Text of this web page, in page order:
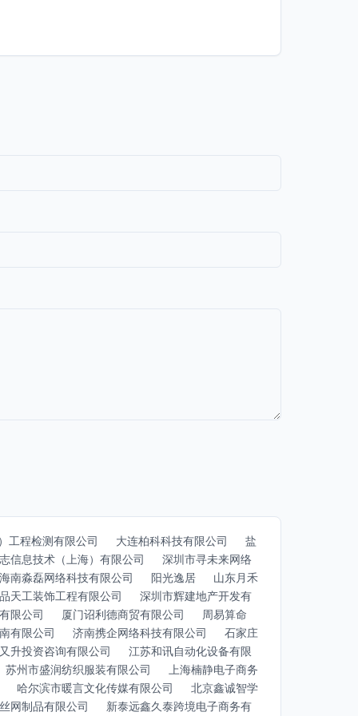
工程检测有限公司 大连柏科科技有限公司
盐
信息技术（上海）有限公司
深圳市寻未来网络
南淼磊网络科技有限公司
阳光逸居
山东月禾
天工装饰工程有限公司
深圳市辉建地产开发有
限公司
厦门诏利德商贸有限公司
周易算命
有限公司
济南携企网络科技有限公司
石家庄
升投资咨询有限公司
江苏和讯自动化设备有限
苏州市盛润纺织服装有限公司
上海楠静电子商务
哈尔滨市暖言文化传媒有限公司
北京鑫诚智学
网制品有限公司
新泰远鑫久泰跨境电子商务有